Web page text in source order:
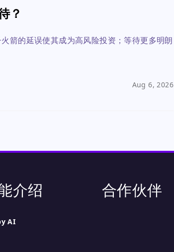
？
箭的延误使其成为高风险投资；等待更多明朗
Aug 6, 2026
介绍
AI
合作伙伴